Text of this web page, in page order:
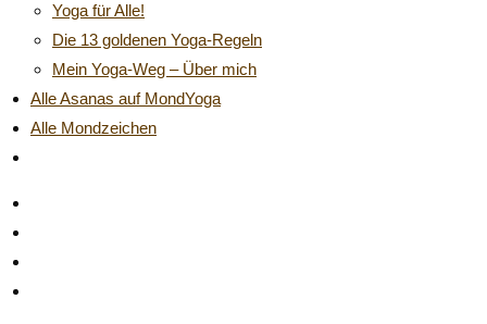
panel.
Yoga für Alle!
Die 13 goldenen Yoga-Regeln
Mein Yoga-Weg – Über mich
Alle Asanas auf MondYoga
Alle Mondzeichen